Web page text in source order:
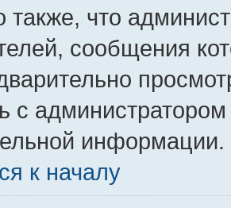
что
сообщения
с
информации.
к началу